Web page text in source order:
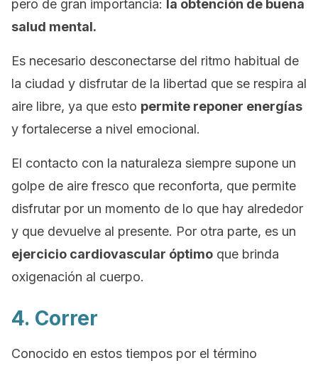
pero de gran importancia:
la obtención de buena
salud mental.
Es necesario desconectarse del ritmo habitual de
la ciudad y disfrutar de la libertad que se respira al
aire libre, ya que esto permite reponer energías
y fortalecerse a nivel emocional.
El contacto con la naturaleza siempre supone un
golpe de aire fresco que reconforta, que permite
disfrutar por un momento de lo que hay alrededor
y que devuelve al presente. Por otra parte, es un
ejercicio cardiovascular óptimo que brinda
oxigenación al cuerpo.
4. Correr
Conocido en estos tiempos por el término